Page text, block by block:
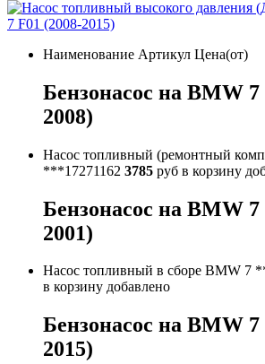
Наименование Артикул Цена(от)
Бензонасос на BMW 7
2008)
Насос топливный (ремонтный
***17271162 3785 руб в корзину
Бензонасос на BMW 7
2001)
Насос топливный в сборе BMW 7
в корзину добавлено
Бензонасос на BMW 7
2015)